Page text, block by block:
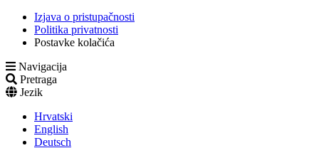
Izjava o pristupačnosti
Politika privatnosti
Postavke kolačića
Navigacija
Pretraga
Jezik
Hrvatski
English
Deutsch